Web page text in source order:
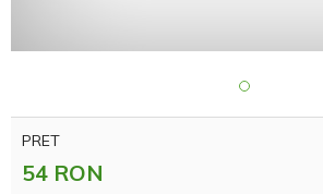
PRET
54 RON